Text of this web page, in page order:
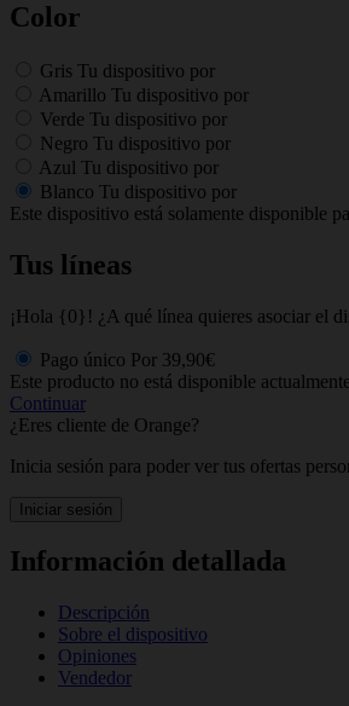
Color
Gris Tu dispositivo por
Amarillo Tu dispositivo por
Verde Tu dispositivo por
Negro Tu dispositivo por
Azul Tu dispositivo por
Blanco Tu dispositivo por
Este dispositivo está solamente disponible
Tus líneas
¡Hola {0}! ¿A qué línea quieres asociar el
Pago único Por 39,90€
Este producto no está disponible
Continuar
¿Eres cliente de Orange?
Inicia sesión para poder ver tus ofertas
Iniciar sesión
Información detallada
Descripción
Sobre el dispositivo
Opiniones
Vendedor